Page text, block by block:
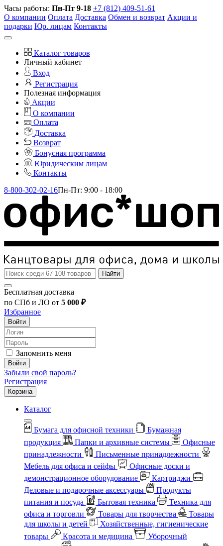
Часы работы: Пн-Пт 9-18 +7 (812) 409-51-61
О компании Оплата Доставка Обмен и возврат Акции и
подарки Юр. лицам Контакты
Каталог товаров
Личный кабинет
Вход
Регистрация
Полезная информация
Акции
О компании
Оплата
Доставка
Возврат
Бонусная программа
Юридическим лицам
Контакты
8-800-302-02-16Пн-Пт: 9:00 - 18:00
Найти
Бесплатная доставка
по СПб и ЛО от 5 000 ₽
Избранное
Войти
Запомнить меня
Войти
Забыли свой пароль?
Регистрация
Корзина
Каталог
Бумага для офисной техники
Бумажная
продукция
Папки и архивные системы
Офисные
принадлежности
Письменные принадлежности
Мебель для офиса и сейфы
Офисные доски и
демонстрационное оборудование
Картриджи
Деловые и подарочные аксессуары
Продукты
питания и посуда
Бытовая техника
Техника для
офиса и торговли
Товары для творчества
Товары
для школы и детей
Хозяйственные, гигиенические
товары
Красота и медицина
Уборочный